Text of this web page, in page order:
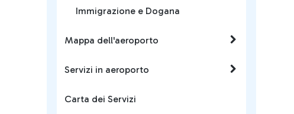
Immigrazione e Dogana
Mappa dell'aeroporto
Servizi in aeroporto
Carta dei Servizi